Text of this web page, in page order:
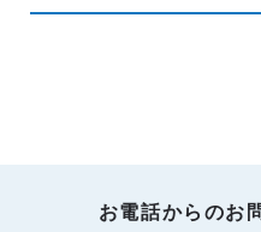
お電話からのお